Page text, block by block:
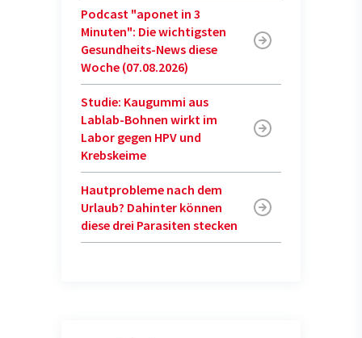
Podcast "aponet in 3
Minuten": Die wichtigsten
Gesundheits-News diese
Woche (07.08.2026)
Studie: Kaugummi aus
Lablab-Bohnen wirkt im
Labor gegen HPV und
Krebskeime
Hautprobleme nach dem
Urlaub? Dahinter können
diese drei Parasiten stecken